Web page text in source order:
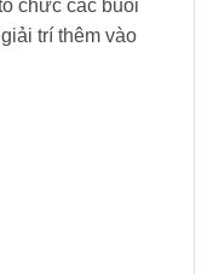
chức các buổi
trí thêm vào